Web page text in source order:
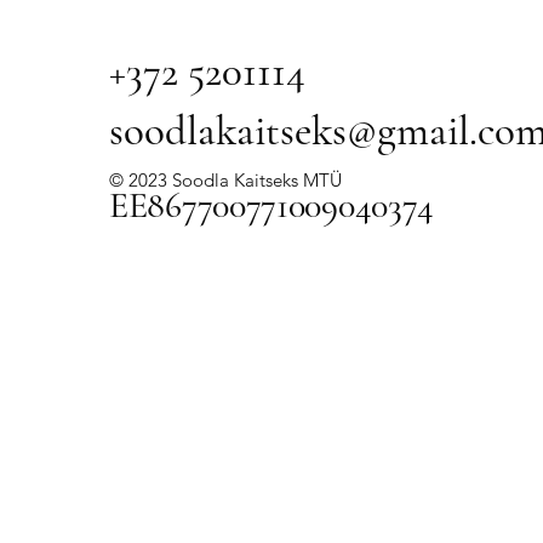
+372 5201114
© 2023 Soodla Kaitseks MTÜ
EE867700771009040374